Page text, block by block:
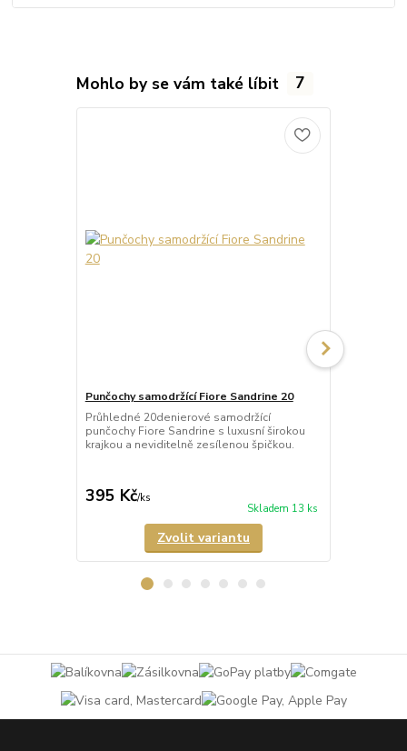
Mohlo by se vám také líbit 7
Punčochy samodržící Fiore Sandrine 20
Průhledné 20denierové samodržící
punčochy Fiore Sandrine s luxusní širokou
krajkou a neviditelně zesílenou špičkou.
395 Kč/ks
Skladem 13 ks
Zvolit variantu